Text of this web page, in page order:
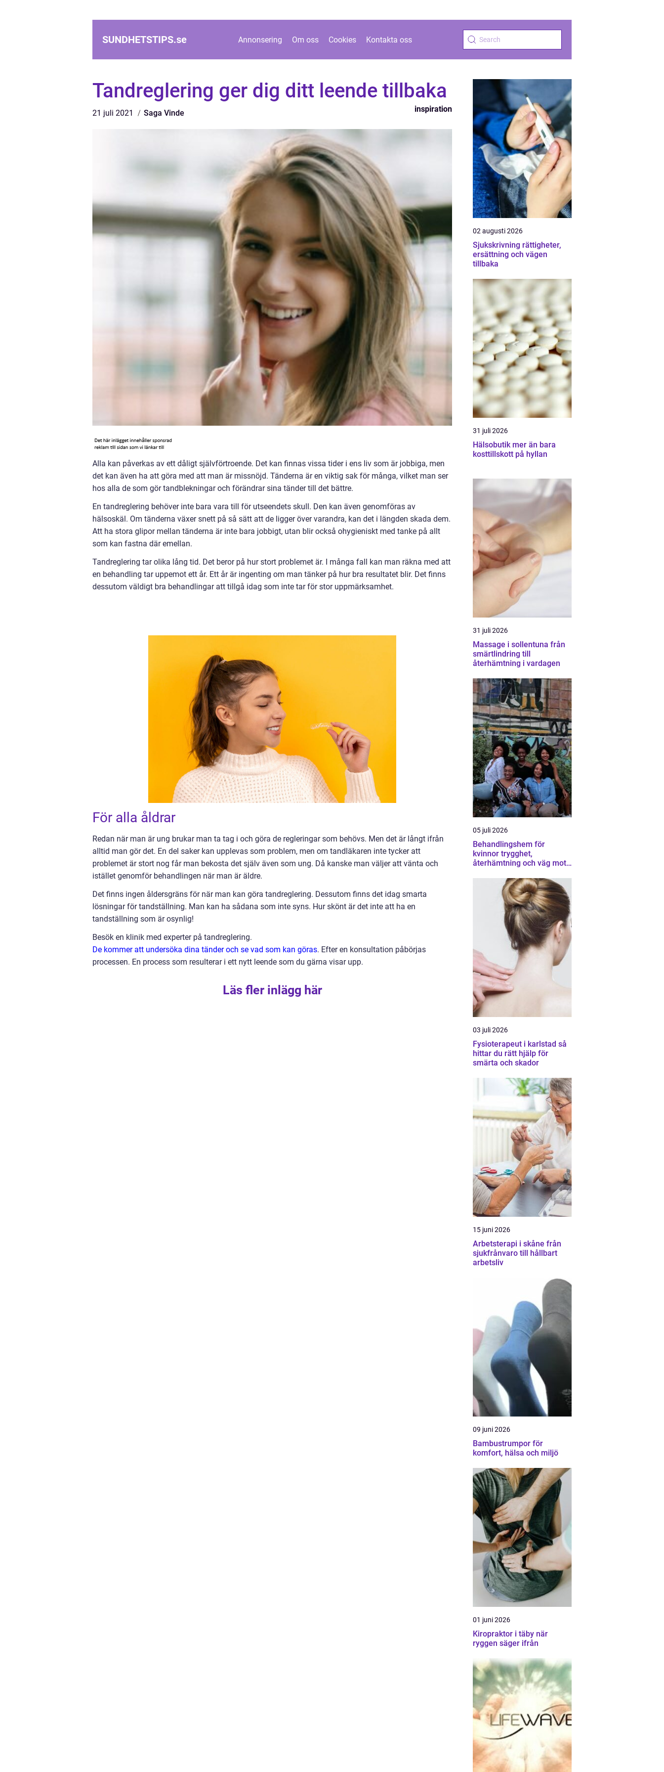
SUNDHETSTIPS.se Annonsering Om oss Cookies Kontakta oss
Tandreglering ger dig ditt leende tillbaka
21 juli 2021 Saga Vinde inspiration
Alla kan påverkas av ett dåligt självförtroende. Det kan finnas vissa tider i ens liv som är jobbiga, men
det kan även ha att göra med att man är missnöjd. Tänderna är en viktig sak för många, vilket man ser
hos alla de som gör tandblekningar och förändrar sina tänder till det bättre.
En tandreglering behöver inte bara vara till för utseendets skull. Den kan även genomföras av
hälsoskäl. Om tänderna växer snett på så sätt att de ligger över varandra, kan det i längden skada dem.
Att ha stora glipor mellan tänderna är inte bara jobbigt, utan blir också ohygieniskt med tanke på allt
som kan fastna där emellan.
Tandreglering tar olika lång tid. Det beror på hur stort problemet är. I många fall kan man räkna med att
en behandling tar uppemot ett år. Ett år är ingenting om man tänker på hur bra resultatet blir. Det finns
dessutom väldigt bra behandlingar att tillgå idag som inte tar för stor uppmärksamhet.
För alla åldrar
Redan när man är ung brukar man ta tag i och göra de regleringar som behövs. Men det är långt ifrån
alltid man gör det. En del saker kan upplevas som problem, men om tandläkaren inte tycker att
problemet är stort nog får man bekosta det själv även som ung. Då kanske man väljer att vänta och
istället genomför behandlingen när man är äldre.
Det finns ingen åldersgräns för när man kan göra tandreglering. Dessutom finns det idag smarta
lösningar för tandställning. Man kan ha sådana som inte syns. Hur skönt är det inte att ha en
tandställning som är osynlig!
Besök en klinik med experter på tandreglering.
De kommer att undersöka dina tänder och se vad som kan göras. Efter en konsultation påbörjas
processen. En process som resulterar i ett nytt leende som du gärna visar upp.
Läs fler inlägg här
02 augusti 2026
Sjukskrivning rättigheter,
ersättning och vägen
tillbaka
31 juli 2026
Hälsobutik mer än bara
kosttillskott på hyllan
31 juli 2026
Massage i sollentuna från
smärtlindring till
återhämtning i vardagen
05 juli 2026
Behandlingshem för
kvinnor trygghet,
återhämtning och väg mot
03 juli 2026
Fysioterapeut i karlstad så
hittar du rätt hjälp för
smärta och skador
15 juni 2026
Arbetsterapi i skåne från
sjukfrånvaro till hållbart
arbetsliv
09 juni 2026
Bambustrumpor för
komfort, hälsa och miljö
01 juni 2026
Kiropraktor i täby när
ryggen säger ifrån